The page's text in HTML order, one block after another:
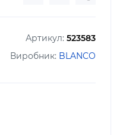
Артикул: 523583
Виробник: BLANCO